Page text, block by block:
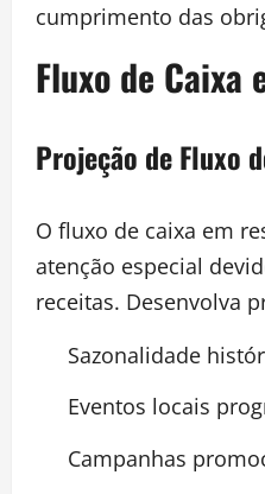
cumprimento das
Fluxo de Caixa
Projeção de Fluxo
O fluxo de caixa em
atenção especial
receitas. Desenvolva
Sazonalidade
Eventos locais
Campanhas